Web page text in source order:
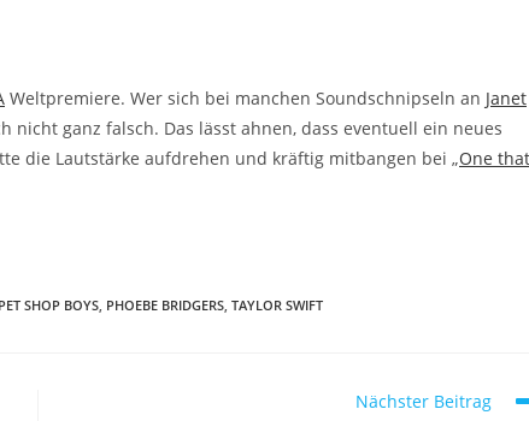
Weltpremiere. Wer sich bei manchen Soundschnipseln an Janet
ganz falsch. Das lässt ahnen, dass eventuell ein neues
die Lautstärke aufdrehen und kräftig mitbangen bei „One that
PET SHOP BOYS PHOEBE BRIDGERS TAYLOR SWIFT
Nächster Beitrag